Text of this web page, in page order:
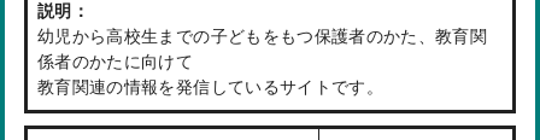
説明：
幼児から高校生までの子どもをもつ保護者のかた、教育関
係者のかたに向けて
教育関連の情報を発信しているサイトです。